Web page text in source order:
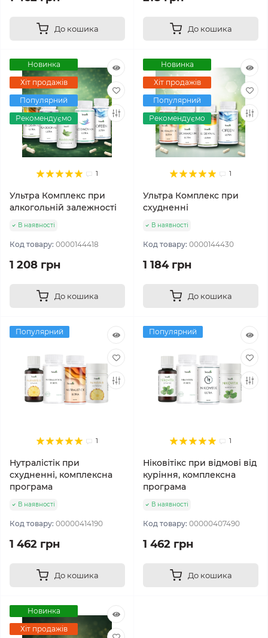
До кошика До кошика
Новинка
Хіт продажів
Популярний
Рекомендуємо
1
Ультра Комплекс при
алкогольній залежності
В наявності
Код товару: 0000144418
1 208 грн
До кошика
Новинка
Хіт продажів
Популярний
Рекомендуємо
1
Ультра Комплекс при
схудненні
В наявності
Код товару: 0000144430
1 184 грн
До кошика
Популярний
1
Нутралістік при
схудненні, комплексна
програма
В наявності
Код товару: 00000414190
1 462 грн
До кошика
Популярний
1
Ніковітікс при відмові від
куріння, комплексна
програма
В наявності
Код товару: 00000407490
1 462 грн
До кошика
Новинка
Хіт продажів